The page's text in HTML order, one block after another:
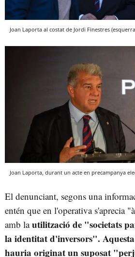
Joan Laporta al costat de Jordi Finestres
Joan Laporta, durant un acte en precampanya
El denunciant, segons una
entén que en l'operativa s'aprecia
amb lautilització de "societats
la identitat d'inversors".
hauria originat un suposat